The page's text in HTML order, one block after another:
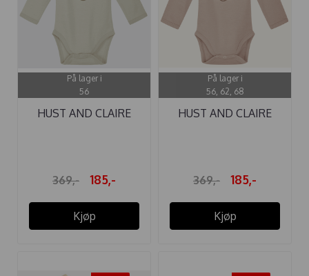
På lager i
56
HUST AND CLAIRE
369,- 185,-
Kjøp
På lager i
56, 62, 68
HUST AND CLAIRE
369,- 185,-
Kjøp